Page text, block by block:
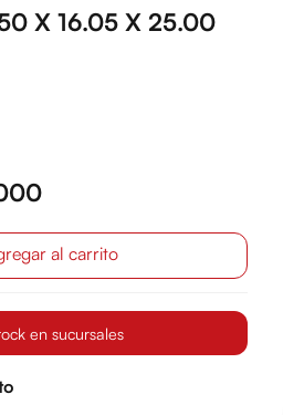
X 16.05 X 25.00
al carrito
en sucursales